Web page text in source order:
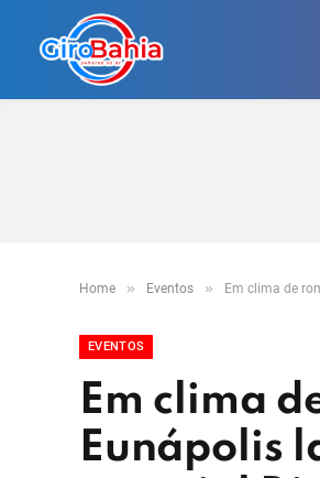
Home » Eventos » Em clima de
EVENTOS
Em clima
Eunápolis